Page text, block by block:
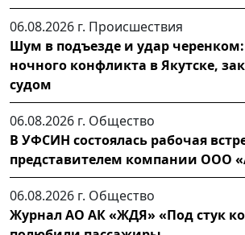
06.08.2026 г. Происшествия
Шум в подъезде и удар
ночного конфликта в Якутске,
судом
06.08.2026 г. Общество
В УФСИН состоялась рабочая
представителем компании ООО
06.08.2026 г. Общество
Журнал АО АК «ЖДЯ» «Под стук